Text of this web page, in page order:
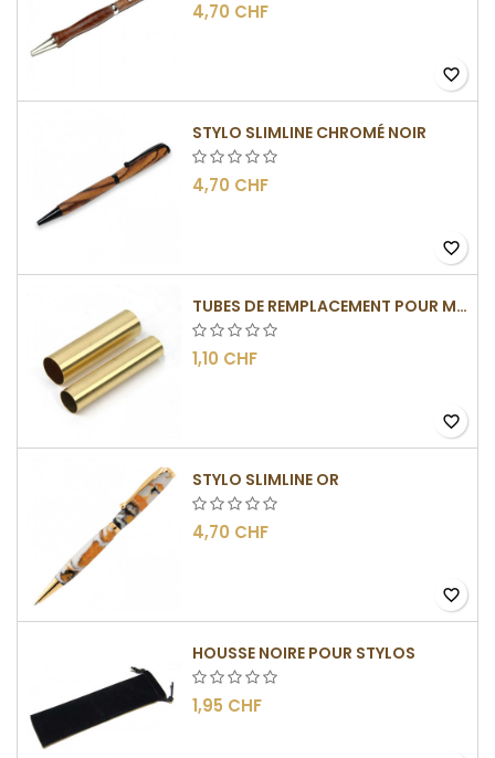
4,70 CHF
favorite_border
STYLO SLIMLINE CHROMÉ NOIR
4,70 CHF
favorite_border
TUBES DE REMPLACEMENT POUR MÉCANISMES SLIMLINE
1,10 CHF
favorite_border
STYLO SLIMLINE OR
4,70 CHF
favorite_border
HOUSSE NOIRE POUR STYLOS
1,95 CHF